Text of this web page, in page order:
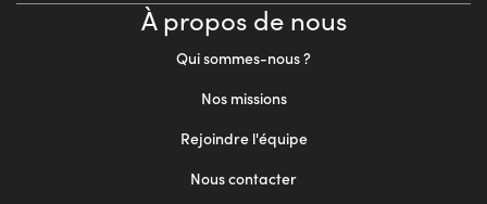
À propos de nous
Qui sommes-nous ?
Nos missions
Rejoindre l'équipe
Nous contacter